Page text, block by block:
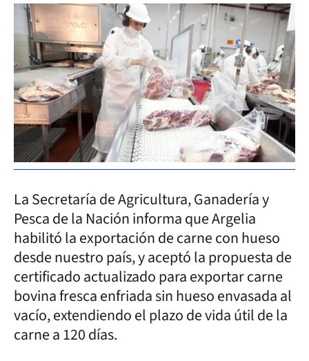
La Secretaría de Agricultura, Ganadería y
Pesca de la Nación informa que Argelia
habilitó la exportación de carne con hueso
desde nuestro país, y aceptó la propuesta de
certificado actualizado para exportar carne
bovina fresca enfriada sin hueso envasada al
vacío, extendiendo el plazo de vida útil de la
carne a 120 días.